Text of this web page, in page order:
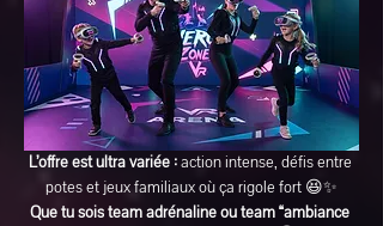
L’offre est ultra variée : action intense, défis entre
potes et jeux familiaux où ça rigole fort 😆✨
Que tu sois team adrénaline ou team “ambiance